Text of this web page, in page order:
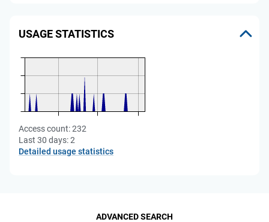
USAGE STATISTICS
Access count:232
Last 30 days:2
Detailed usage statistics
ADVANCED SEARCH